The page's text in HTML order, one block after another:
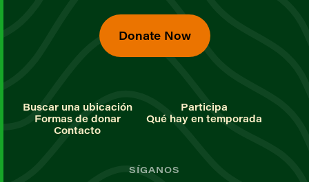
Donate Now
Buscar una ubicación
Participa
Formas de donar
Qué hay en temporada
Contacto
SÍGANOS